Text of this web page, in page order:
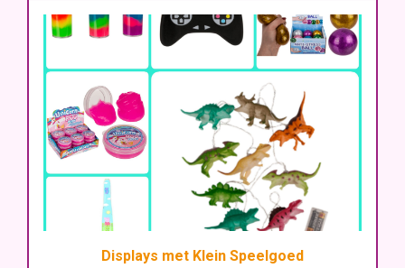
Displays met Klein Speelgoed